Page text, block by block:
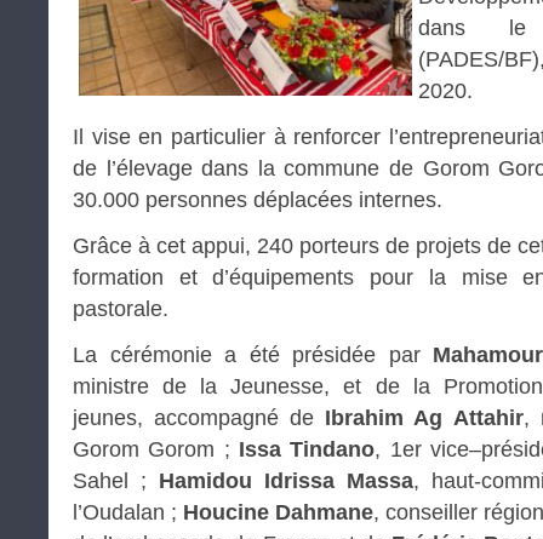
dans le
(PADES/
2020.
Il vise en particulier à renforcer
de l’élevage dans la commune de Gorom
30.000 personnes déplacées internes.
Grâce à cet appui, 240 porteurs de projets de
formation et d’équipements pour la mise
pastorale.
La cérémonie a été présidée par
ministre de la Jeunesse, et de la
jeunes, accompagné de Ibrahim Ag Attahir,
Gorom Gorom ; Issa Tindano, 1er
Sahel ; Hamidou Idrissa Massa, haut-
l’Oudalan ; Houcine Dahmane, conseiller